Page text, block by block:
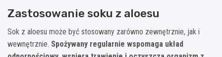
Zastosowanie soku z aloesu
Sok z aloesu może być stosowany zarówno zewnętrznie, jak i
wewnętrznie. Spożywany regularnie wspomaga układ